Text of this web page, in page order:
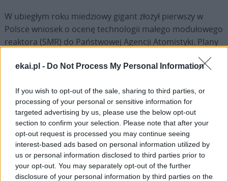
ekai.pl - Do Not Process My Personal Information
If you wish to opt-out of the sale, sharing to third parties, or
processing of your personal or sensitive information for
targeted advertising by us, please use the below opt-out
section to confirm your selection. Please note that after your
opt-out request is processed you may continue seeing
interest-based ads based on personal information utilized by
us or personal information disclosed to third parties prior to
your opt-out. You may separately opt-out of the further
disclosure of your personal information by third parties on the
W ubiegłym roku miedziowy gigant złożył pierwszy w
Polsce wniosek o ocenę technologii małego modułowego
reaktora (SMR) do Państwowej Agencji Atomistyki. Plany
inwestycyjne miedziowego giganta obejmują również
Morską Energetykę Wiatrową. W tym obszarze firma
zawartego porozumienia o współpracy strategicznej.
Przedstawiciele zarządu KGHM zwracają uwagę, że miedź
jest surowcem, bez którego transformacja i
zrównoważony rozwój nie będą możliwe a to daje
ogromne możliwości i szanse na rozwój gospodarczy
Polski.